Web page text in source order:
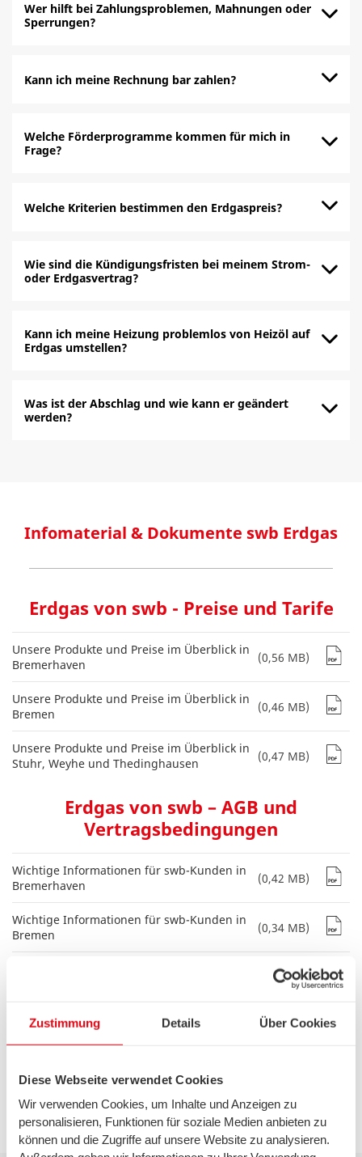
Zustimmung Details Über Cookies
Diese Webseite verwendet Cookies
Wir verwenden Cookies, um Inhalte und Anzeigen zu
personalisieren, Funktionen für soziale Medien anbieten zu
können und die Zugriffe auf unsere Website zu analysieren.
Wer hilft bei Zahlungsproblemen, Mahnungen oder
Sperrungen?
Kann ich meine Rechnung bar zahlen?
Welche Förderprogramme kommen für mich in
Frage?
Welche Kriterien bestimmen den Erdgaspreis?
Wie sind die Kündigungsfristen bei meinem Strom-
oder Erdgasvertrag?
Kann ich meine Heizung problemlos von Heizöl auf
Erdgas umstellen?
Was ist der Abschlag und wie kann er geändert
werden?
Infomaterial & Dokumente swb Erdgas
Erdgas von swb - Preise und Tarife
Unsere Produkte und Preise im Überblick in
Bremerhaven
(0,56 MB)
Unsere Produkte und Preise im Überblick in
Bremen
(0,46 MB)
Unsere Produkte und Preise im Überblick in
Stuhr, Weyhe und Thedinghausen
(0,47 MB)
Erdgas von swb – AGB und
Vertragsbedingungen
Wichtige Informationen für swb-Kunden in
Bremerhaven
(0,42 MB)
Wichtige Informationen für swb-Kunden in
Bremen
(0,34 MB)
(0,34 MB)
Grundversorgungsordnung für Gas
(0,13 MB)
(NDAV)